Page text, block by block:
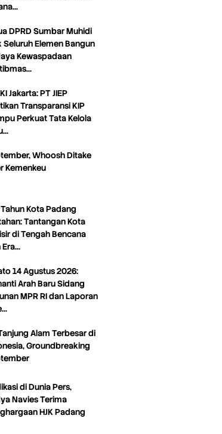
DPRD Sumbar Muhidi
Seluruh Elemen Bangun
Kewaspadaan
Jakarta: PT JIEP
Transparansi KIP
Perkuat Tata Kelola
Whoosh Ditake
Kemenkeu
Kota Padang
Tantangan Kota
di Tengah Bencana
Era…
14 Agustus 2026:
Arah Baru Sidang
MPR RI dan Laporan
Alam Terbesar di
Groundbreaking
di Dunia Pers,
Navies Terima
HJK Padang